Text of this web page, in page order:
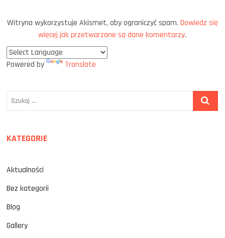
Witryna wykorzystuje Akismet, aby ograniczyć spam. Dowiedz się
więcej jak przetwarzane są dane komentarzy.
Powered by Translate
Szukaj
…
KATEGORIE
Aktualności
Bez kategorii
Blog
Gallery